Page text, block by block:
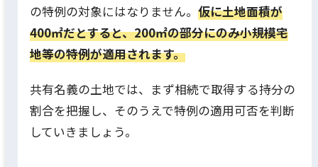
の特例の対象にはなりません。 仮に土地面積が
400㎡だとすると、200㎡の部分にのみ小規模宅
地等の特例が適用されます。
共有名義の土地では、まず相続で取得する持分の
割合を把握し、そのうえで特例の適用可否を判断
していきましょう。